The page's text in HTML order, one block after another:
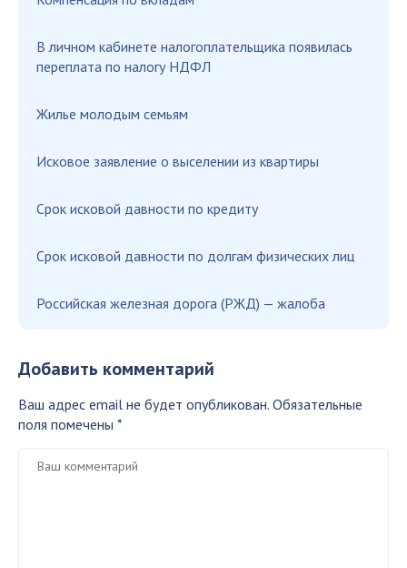
В личном кабинете налогоплательщика появилась
переплата по налогу НДФЛ
Жилье молодым семьям
Исковое заявление о выселении из квартиры
Срок исковой давности по кредиту
Срок исковой давности по долгам физических лиц
Российская железная дорога (РЖД) — жалоба
Добавить комментарий
Ваш адрес email не будет опубликован. Обязательные
поля помечены *